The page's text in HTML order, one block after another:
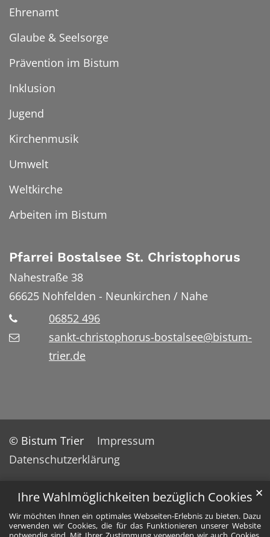
Ihre Wahlmöglichkeiten bezüglich Cookies
Wir möchten Ihnen ein optimales Webseiten-Erlebnis zu bieten. Dazu
verwenden wir Cookies, die für das Funktionieren unserer Website
✕
Ehrenamt
Glaube & Seelsorge
Prävention im Bistum
Inklusion
Jugend
Kirchenmusik
Umwelt
Weltkirche
Arbeiten im Bistum
Pfarrei Bostalsee St. Christophorus
Nahestraße 38
66625 Nohfelden - Neunkirchen / Nahe
06852 496
sankt-christophorus-bostalsee@bistum-
trier.de
© Bistum Trier
Impressum
Datenschutzerklärung